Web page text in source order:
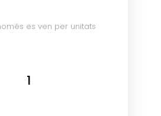
es ven per unitats